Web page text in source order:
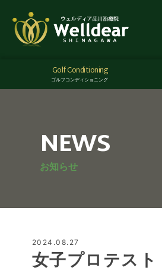
Golf Conditioning
ゴルフコンディショニング
NEWS
お知らせ
2024.08.27
女子プロテス